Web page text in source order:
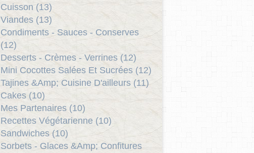
Cuisson (13)
Viandes (13)
Condiments - Sauces - Conserves
(12)
Desserts - Crèmes - Verrines (12)
Mini Cocottes Salées Et Sucrées (12)
Tajines &Amp; Cuisine D'ailleurs (11)
Cakes (10)
Mes Partenaires (10)
Recettes Végétarienne (10)
Sandwiches (10)
Sorbets - Glaces &Amp; Confitures